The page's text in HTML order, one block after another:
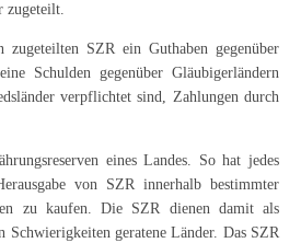
zugeteilt.
zugeteilten SZR ein Guthaben gegenüber
Schulden gegenüber Gläubigerländern
verpflichtet sind, Zahlungen durch
eines Landes. So hat jedes
von SZR innerhalb bestimmter
zu kaufen. Die SZR dienen damit als
geratene Länder. Das SZR